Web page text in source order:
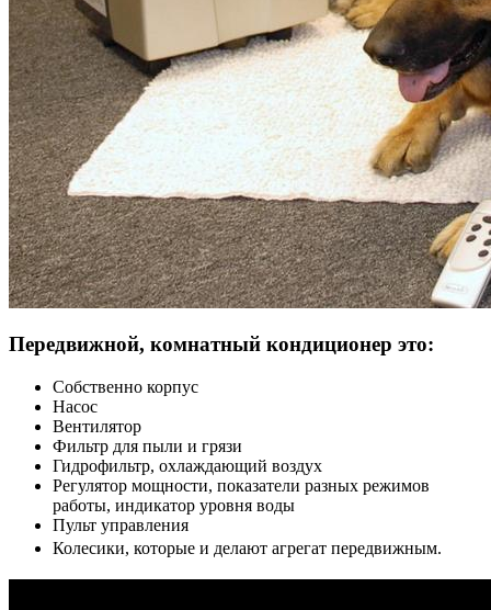
Передвижной, комнатный кондиционер это:
Собственно корпус
Насос
Вентилятор
Фильтр для пыли и грязи
Гидрофильтр, охлаждающий воздух
Регулятор мощности, показатели разных режимов
работы, индикатор уровня воды
Пульт управления
Колесики, которые и делают агрегат передвижным.